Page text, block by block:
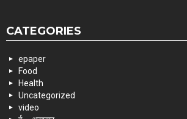
CATEGORIES
epaper
Food
Health
Uncategorized
video